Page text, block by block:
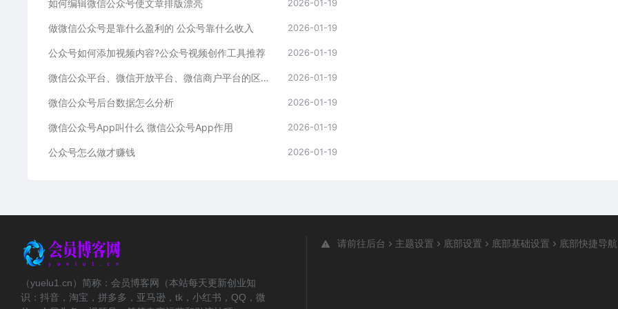
如何编辑微信公众号使文章排版漂亮 2026-01-19
做微信公众号是靠什么盈利的 公众号靠什么收入 2026-01-19
公众号如何添加视频内容?公众号视频创作工具推荐 2026-01-19
微信公众平台、微信开放平台、微信商户平台的区别详解 2026-01-19
微信公众号后台数据怎么分析 2026-01-19
微信公众号App叫什么 微信公众号App作用 2026-01-19
公众号怎么做才赚钱 2026-01-19
（yuelu1.cn）简称：会员博客网（本站每天更新创业知
识：抖音，淘宝，拼多多，亚马逊，tk，小红书，QQ，微
请前往后台 主题设置 底部设置 底部基础设置 底部快捷导